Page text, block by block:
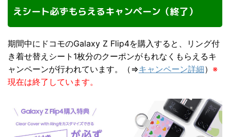
えシート必ずもらえるキャンペーン（終了）
期間中にドコモのGalaxy Z Flip4を購入すると、リング付
き着せ替えシート1枚分のクーポンがもれなくもらえるキ
ャンペーンが行われています。（⇒キャンペーン詳細） ※
現在は終了しています。